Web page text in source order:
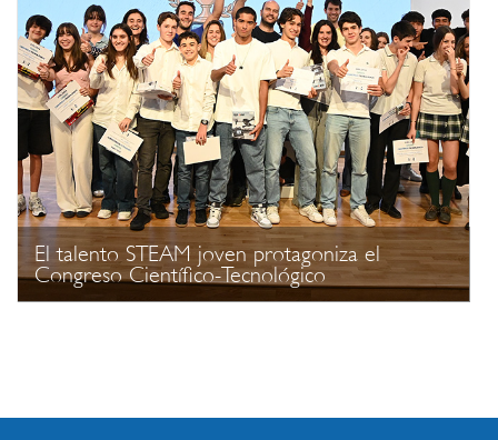
El talento STEAM joven protagoniza el
Congreso Científico-Tecnológico